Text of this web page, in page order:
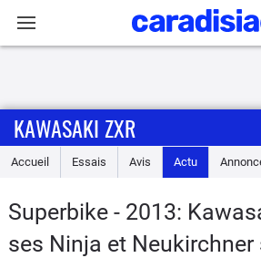
Accueil
Essais
KAWASAKI ZXR
Accueil Essais Avis Actu
Superbike - 2013:
ses Ninja et Neukirchner